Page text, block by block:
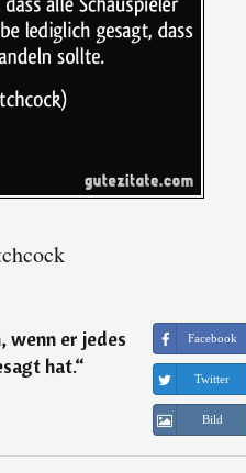
wenn er jedes
hat.“
Facebook
Twitter
Bild